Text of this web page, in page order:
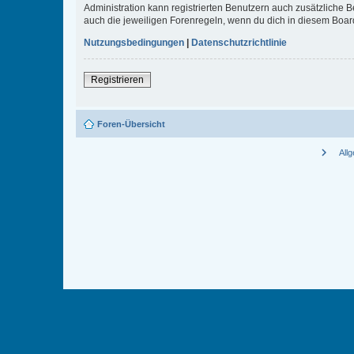
Administration kann registrierten Benutzern auch zusätzliche
auch die jeweiligen Forenregeln, wenn du dich in diesem
Nutzungsbedingungen | Datenschutzrichtlinie
Registrieren
Foren-Übersicht
chevron_right